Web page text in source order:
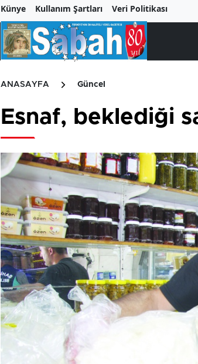
Künye Kullanım Şartları Veri Politikası
ANASAYFA Güncel
Esnaf, beklediği